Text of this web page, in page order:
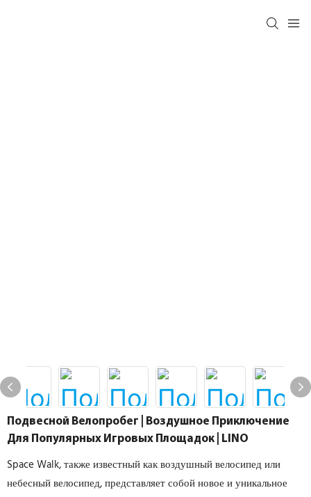
Подвесной Велопробег | Воздушное Приключение
Для Популярных Игровых Площадок | LINO
Space Walk, также известный как воздушный велосипед или
небесный велосипед, представляет собой новое и уникальное